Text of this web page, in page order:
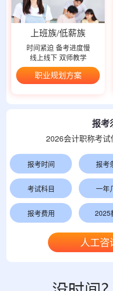
上班族/低薪族
时间紧迫 备考进度慢
线上线下 双师教学
职业规划方案
报考
2026会计职称考
报考时间 报考
考试科目 一年
报考费用 2025
人工咨